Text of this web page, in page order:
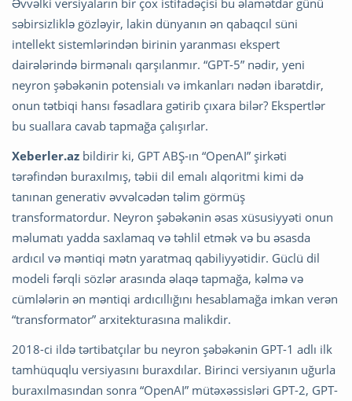
səbirsizliklə gözləyir, lakin dünyanın ən qabaqcıl süni
intellekt sistemlərindən birinin yaranması ekspert
dairələrində birmənalı qarşılanmır. “GPT-5” nədir, yeni
neyron şəbəkənin potensialı və imkanları nədən ibarətdir,
onun tətbiqi hansı fəsadlara gətirib çıxara bilər? Ekspertlər
bu suallara cavab tapmağa çalışırlar.
Xeberler.az bildirir ki, GPT ABŞ-ın “OpenAI” şirkəti
tərəfindən buraxılmış, təbii dil emalı alqoritmi kimi də
tanınan generativ əvvəlcədən təlim görmüş
transformatordur. Neyron şəbəkənin əsas xüsusiyyəti onun
məlumatı yadda saxlamaq və təhlil etmək və bu əsasda
ardıcıl və məntiqi mətn yaratmaq qabiliyyətidir. Güclü dil
modeli fərqli sözlər arasında əlaqə tapmağa, kəlmə və
cümlələrin ən məntiqi ardıcıllığını hesablamağa imkan verən
“transformator” arxitekturasına malikdir.
2018-ci ildə tərtibatçılar bu neyron şəbəkənin GPT-1 adlı ilk
tamhüquqlu versiyasını buraxdılar. Birinci versiyanın uğurla
buraxılmasından sonra “OpenAI” mütəxəssisləri GPT-2, GPT-